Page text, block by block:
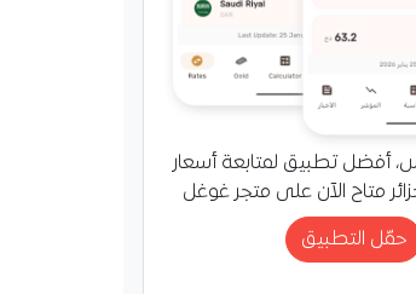
أفضل تطبيق لمتابعة أسعار
متاح الآن على متجر غوغل
حمّل التطبيق